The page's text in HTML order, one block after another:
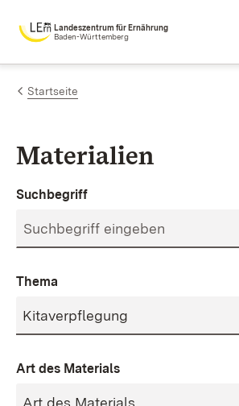
Zum Inhalt springen
Landeszentrum für Ernährung
Baden-Württemberg
Startseite
Materialien
Suchbegriff
Thema
Art des Materials